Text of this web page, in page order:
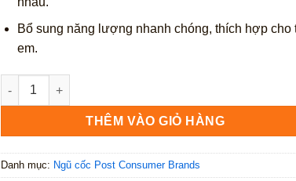
Bổ sung năng lượng nhanh chóng, thích hợp cho
em.
Post Oreo O's Marshmallow 311g số lượng
THÊM VÀO GIỎ HÀNG
Danh mục: Ngũ cốc Post Consumer Brands